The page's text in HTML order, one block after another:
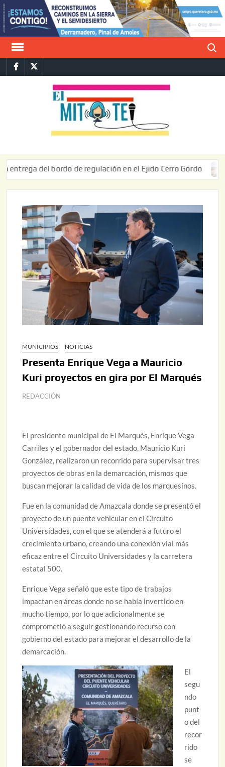
Saltar
al
contenido
FacebookTwitter
del bordo de regulación en el Ejido Cerro Gordo
MUNICIPIOS NOTICIAS
Presenta Enrique Vega a Mauricio
Kuri proyectos en gira por El Marqués
REDACCIÓN
El presidente municipal de El Marqués, Enrique Vega
Carriles y el gobernador del estado, Mauricio Kuri
González, realizaron un recorrido para supervisar tres
proyectos de obras en la demarcación, mismos que
buscan mejorar la calidad de vida de los marquesinos.
Fue en la comunidad de Amazcala donde se presentó el
proyecto de un puente vehicular en el Circuito
Universidades, con el que se atenderá a futuro el
crecimiento urbano, creando una conexión vial más
eficaz entre el Circuito Universidades y la carretera
estatal 500.
Enrique Vega señaló que este tipo de trabajos
impactan en áreas donde no se había invertido en
mucho tiempo, por lo que adicionalmente se
comprometió a seguir gestionando recurso con
gobierno del estado para mejorar el desarrollo de la
demarcación.
El
segu
ndo
punt
o del
recor
rido
se